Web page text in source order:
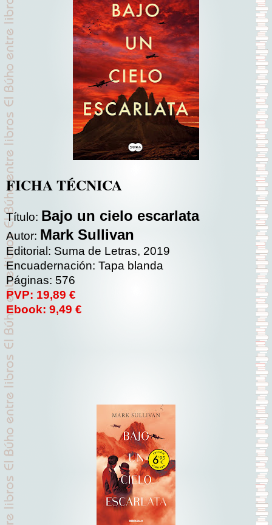
FICHA TÉCNICA
Título: Bajo un cielo escarlata
Autor: Mark Sullivan
Editorial: Suma de Letras, 2019
Encuadernación: Tapa blanda
Páginas: 576
PVP: 19,89 €
Ebook: 9,49 €